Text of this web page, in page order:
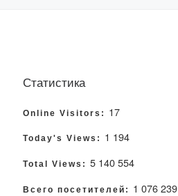
Статистика
Online Visitors: 17
Today's Views: 1 194
Total Views: 5 140 554
Всего посетителей: 1 076 239